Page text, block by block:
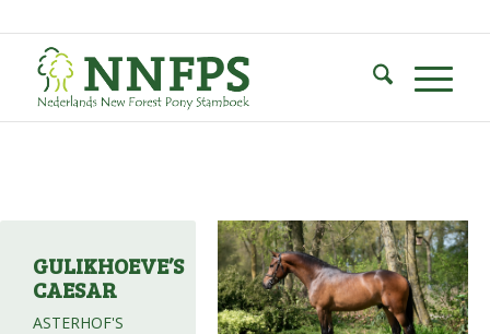
GULIKHOEVE’S
CAESAR
ASTERHOF'S